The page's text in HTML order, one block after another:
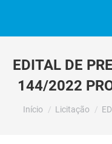
EDITAL DE
144/2022
Você está aqui:
Início Licitação